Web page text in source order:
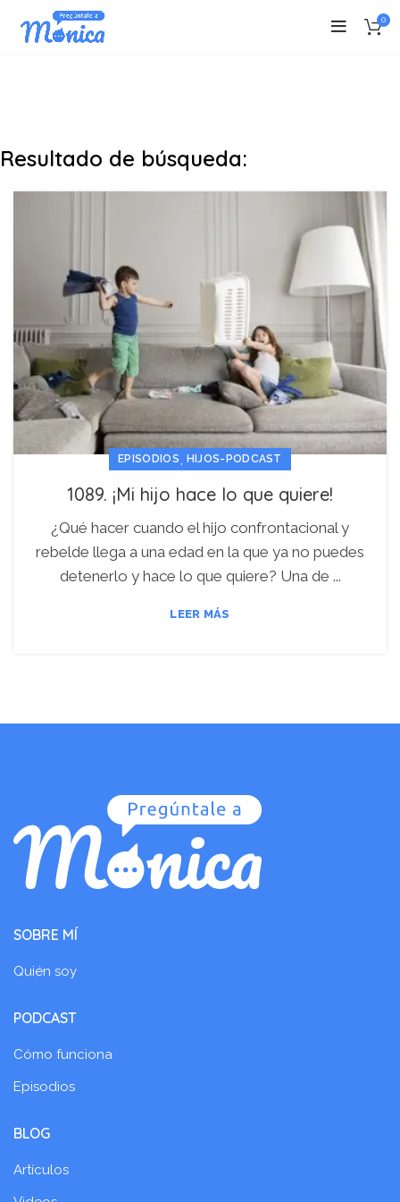
0
Resultado de búsqueda:
EPISODIOS HIJOS-PODCAST
1089. ¡Mi hijo hace lo que quiere!
¿Qué hacer cuando el hijo confrontacional y
rebelde llega a una edad en la que ya no puedes
detenerlo y hace lo que quiere? Una de ...
LEER MÁS
SOBRE MÍ
Quién soy
PODCAST
Cómo funciona
Episodios
BLOG
Artículos